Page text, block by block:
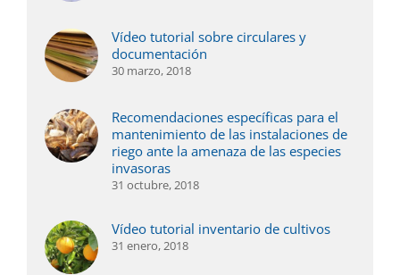
Vídeo tutorial sobre circulares y
documentación
30 marzo, 2018
Recomendaciones específicas para el
mantenimiento de las instalaciones de
riego ante la amenaza de las especies
invasoras
31 octubre, 2018
Vídeo tutorial inventario de cultivos
31 enero, 2018